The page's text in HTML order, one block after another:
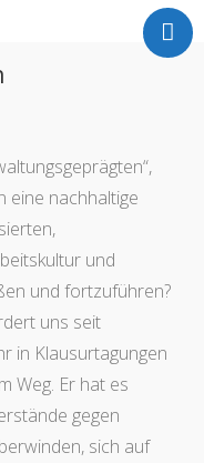
eine nachhaltige
und
und fortzuführen?
uns seit
in Klausurtagungen
Weg. Er hat es
gegen
sich auf